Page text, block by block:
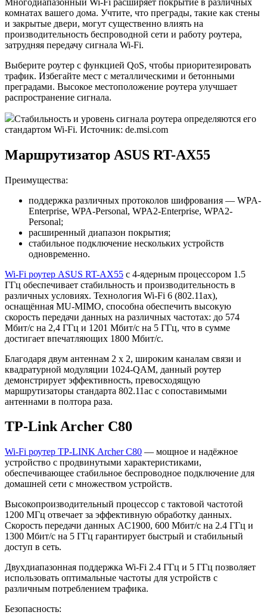
комнатах вашего дома. Учтите, что преграды, такие как стены
и закрытые двери, могут существенно влиять на
производительность беспроводной сети и работу роутера,
затрудняя передачу сигнала Wi-Fi.
Выберите роутер с функцией QoS, чтобы приоритезировать
трафик. Избегайте мест с металлическими и бетонными
преградами. Высокое местоположение роутера улучшает
распространение сигнала.
Стабильность и уровень сигнала роутера определяются его
стандартом Wi-Fi. Источник: de.msi.com
Маршрутизатор ASUS RT-AX55
Преимущества:
поддержка различных протоколов шифрования — WPA-
Enterprise, WPA-Personal, WPA2-Enterprise, WPA2-
Personal;
расширенный диапазон покрытия;
стабильное подключение нескольких устройств
одновременно.
Wi-Fi роутер ASUS RT-AX55 с 4-ядерным процессором 1.5
ГГц обеспечивает стабильность и производительность в
различных условиях. Технология Wi-Fi 6 (802.11ax),
оснащённая MU-MIMO, способна обеспечить высокую
скорость передачи данных на различных частотах: до 574
Мбит/с на 2,4 ГГц и 1201 Мбит/с на 5 ГГц, что в сумме
достигает впечатляющих 1800 Мбит/с.
Благодаря двум антеннам 2 x 2, широким каналам связи и
квадратурной модуляции 1024-QAM, данный роутер
демонстрирует эффективность, превосходящую
маршрутизаторы стандарта 802.11ac с сопоставимыми
антеннами в полтора раза.
TP-Link Archer C80
Wi-Fi роутер TP-LINK Archer C80 — мощное и надёжное
устройство с продвинутыми характеристиками,
обеспечивающее стабильное беспроводное подключение для
домашней сети с множеством устройств.
Высокопроизводительный процессор с тактовой частотой
1200 МГц отвечает за эффективную обработку данных.
Скорость передачи данных AC1900, 600 Мбит/с на 2.4 ГГц и
1300 Мбит/с на 5 ГГц гарантирует быстрый и стабильный
доступ в сеть.
Двухдиапазонная поддержка Wi-Fi 2.4 ГГц и 5 ГГц позволяет
использовать оптимальные частоты для устройств с
различным потреблением трафика.
Безопасность: